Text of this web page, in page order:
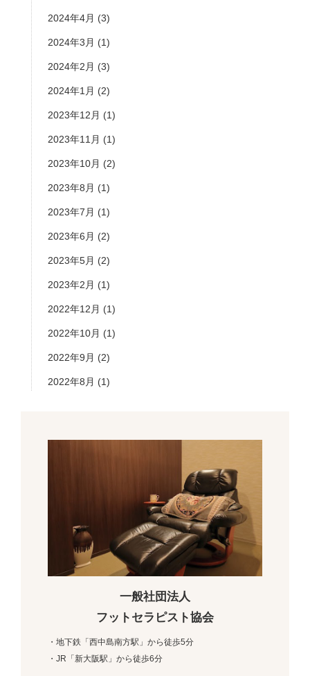
2024年4月 (3)
2024年3月 (1)
2024年2月 (3)
2024年1月 (2)
2023年12月 (1)
2023年11月 (1)
2023年10月 (2)
2023年8月 (1)
2023年7月 (1)
2023年6月 (2)
2023年5月 (2)
2023年2月 (1)
2022年12月 (1)
2022年10月 (1)
2022年9月 (2)
2022年8月 (1)
一般社団法人
フットセラピスト協会
・地下鉄「西中島南方駅」から徒歩5分
・JR「新大阪駅」から徒歩6分